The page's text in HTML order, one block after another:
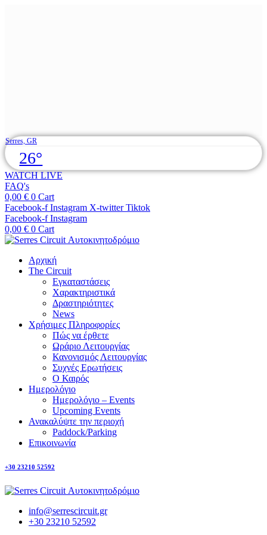
Skip
to
content
Serres, GR
26°
WATCH LIVE
FAQ's
0,00 € 0 Cart
Facebook-f Instagram X-twitter Tiktok
Facebook-f Instagram
0,00 € 0 Cart
Αρχική
The Circuit
Εγκαταστάσεις
Χαρακτηριστικά
Δραστηριότητες
News
Χρήσιμες Πληροφορίες
Πώς να έρθετε
Ωράριο Λειτουργίας
Κανονισμός Λειτουργίας
Συχνές Ερωτήσεις
Ο Καιρός
Ημερολόγιο
Ημερολόγιο – Events
Upcoming Events
Ανακαλύψτε την περιοχή
Paddock/Parking
Επικοινωνία
+30 23210 52592
info@serrescircuit.gr
+30 23210 52592